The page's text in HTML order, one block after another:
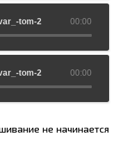
00:00
tom-2
00:00
tom-2
не начинается